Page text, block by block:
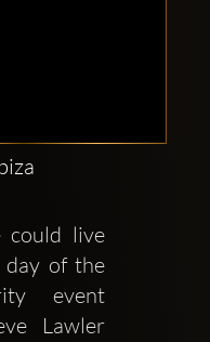
could live
of the
event
Lawler